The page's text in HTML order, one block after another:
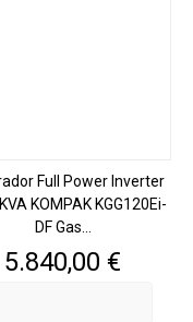
Full Power Inverter
KOMPAK KGG120Ei-
DF Gas...
Precio
5.840,00 €